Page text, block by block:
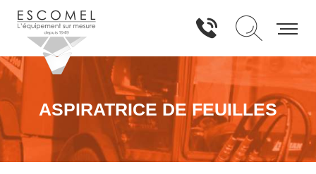
ASPIRATRICE DE FEUILLES